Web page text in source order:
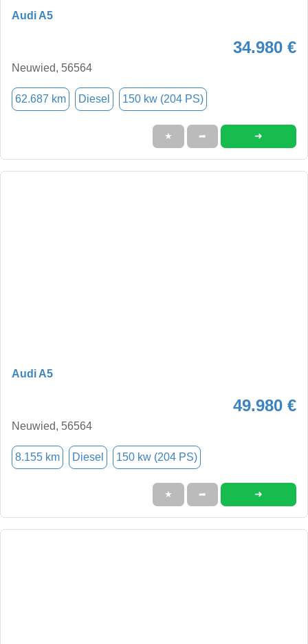
Audi A5
34.980 €
Neuwied, 56564
62.687 km Diesel 150 kw (204 PS)
★ ➦ ➜
Audi A5
49.980 €
Neuwied, 56564
8.155 km Diesel 150 kw (204 PS)
★ ➦ ➜